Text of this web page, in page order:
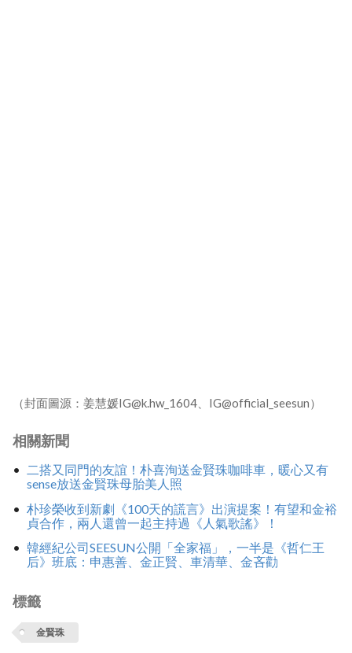
（封面圖源：姜慧媛IG@k.hw_1604、IG@official_seesun）
相關新聞
二搭又同門的友誼！朴喜洵送金賢珠咖啡車，暖心又有
sense放送金賢珠母胎美人照
朴珍榮收到新劇《100天的謊言》出演提案！有望和金裕
貞合作，兩人還曾一起主持過《人氣歌謠》！
韓經紀公司SEESUN公開「全家福」，一半是《哲仁王
后》班底：申惠善、金正賢、車清華、金吝勸
標籤
金賢珠